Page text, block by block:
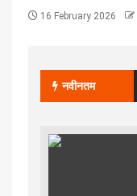
16 February 2026
नवीनतम